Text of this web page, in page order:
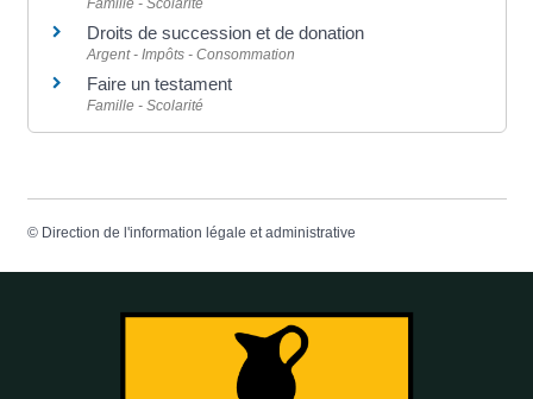
Famille - Scolarité
Droits de succession et de donation
Argent - Impôts - Consommation
Faire un testament
Famille - Scolarité
© Direction de l'information légale et administrative